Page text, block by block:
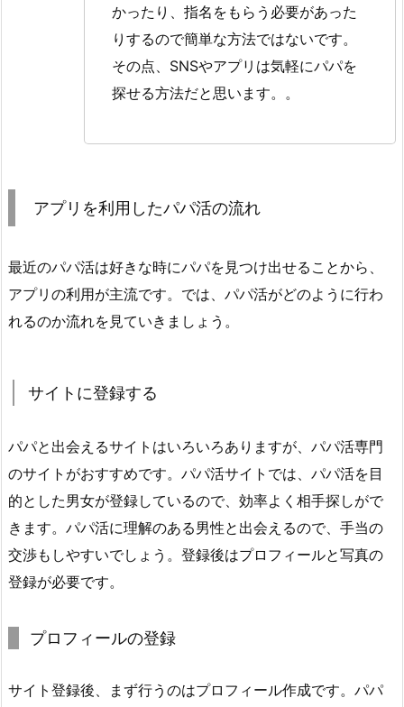
かったり、指名をもらう必要があった
りするので簡単な方法ではないです。
その点、SNSやアプリは気軽にパパを
探せる方法だと思います。。
アプリを利用したパパ活の流れ
最近のパパ活は好きな時にパパを見つけ出せることから、
アプリの利用が主流です。では、パパ活がどのように行わ
れるのか流れを見ていきましょう。
サイトに登録する
パパと出会えるサイトはいろいろありますが、パパ活専門
のサイトがおすすめです。パパ活サイトでは、パパ活を目
的とした男女が登録しているので、効率よく相手探しがで
きます。パパ活に理解のある男性と出会えるので、手当の
交渉もしやすいでしょう。登録後はプロフィールと写真の
登録が必要です。
プロフィールの登録
サイト登録後、まず行うのはプロフィール作成です。パパ